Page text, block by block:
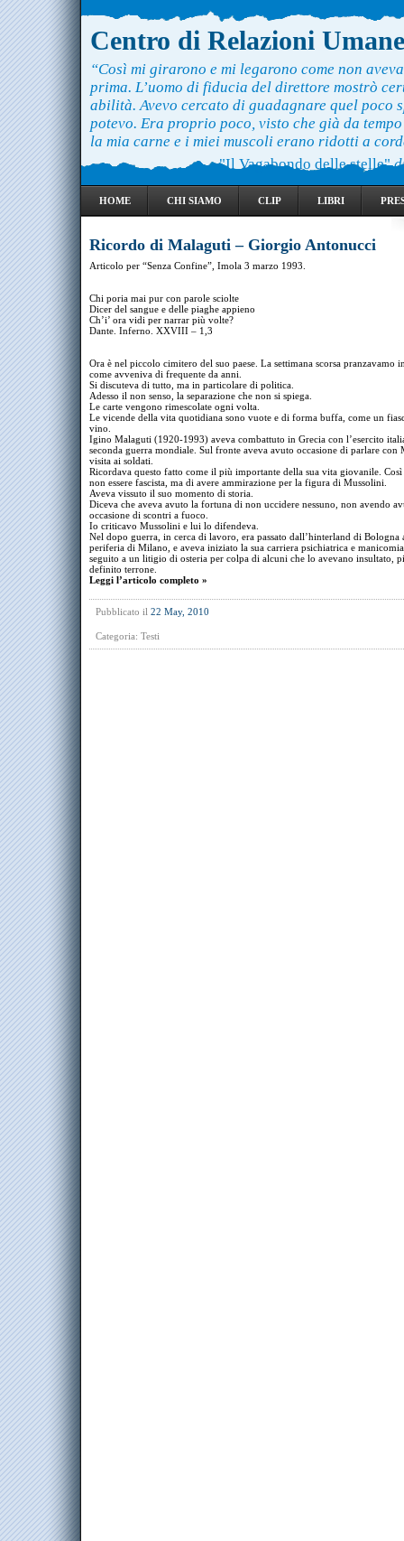
Centro di Relazioni Umane
“Così mi girarono e mi legarono come non
prima. L’uomo di fiducia del direttore mostrò
abilità. Avevo cercato di guadagnare quel poco
potevo. Era proprio poco, visto che già da
la mia carne e i miei muscoli erano ridotti a
"Il Vagabondo delle stelle"
HOME CHI SIAMO CLIP LIBRI
Ricordo di Malaguti – Giorgio Antonucci
Articolo per “Senza Confine”, Imola 3 marzo 1993.
Chi poria mai pur con parole sciolte
Dicer del sangue e delle piaghe appieno
Ch’i’ ora vidi per narrar più volte?
Dante. Inferno. XXVIII – 1,3
Ora è nel piccolo cimitero del suo paese. La settimana scorsa pranzavamo
come avveniva di frequente da anni.
Si discuteva di tutto, ma in particolare di politica.
Adesso il non senso, la separazione che non si spiega.
Le carte vengono rimescolate ogni volta.
Le vicende della vita quotidiana sono vuote e di forma buffa, come un
vino.
Igino Malaguti (1920-1993) aveva combattuto in Grecia con l’esercito
seconda guerra mondiale. Sul fronte aveva avuto occasione di parlare con
visita ai soldati.
Ricordava questo fatto come il più importante della sua vita giovanile.
non essere fascista, ma di avere ammirazione per la figura di Mussolini.
Aveva vissuto il suo momento di storia.
Diceva che aveva avuto la fortuna di non uccidere nessuno, non avendo
occasione di scontri a fuoco.
Io criticavo Mussolini e lui lo difendeva.
Nel dopo guerra, in cerca di lavoro, era passato dall’hinterland di Bologna
periferia di Milano, e aveva iniziato la sua carriera psichiatrica e
seguito a un litigio di osteria per colpa di alcuni che lo avevano insultato,
definito terrone.
Leggi l’articolo completo »
Pubblicato il 22 May, 2010
Categoria: Testi